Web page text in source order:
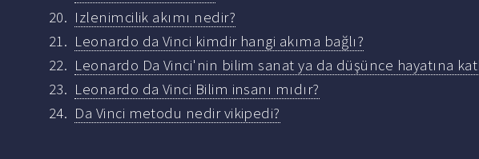
Izlenimcilik akımı nedir?
Leonardo da Vinci kimdir hangi akıma bağlı?
Leonardo Da Vinci'nin bilim sanat ya da düşünce hayatına
Leonardo da Vinci Bilim insanı mıdır?
Da Vinci metodu nedir vikipedi?